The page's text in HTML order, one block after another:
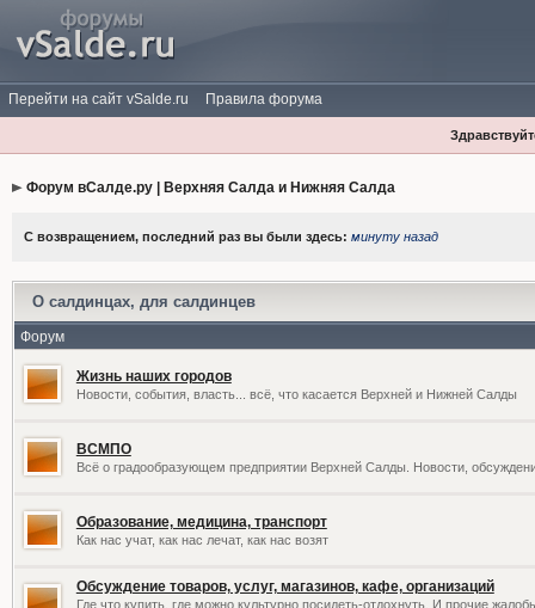
Перейти на сайт vSalde.ru Правила форума
Форум вСалде.ру | Верхняя Салда и Нижняя Салда
С возвращением, последний раз вы были здесь: минуту назад
О салдинцах, для салдинцев
Форум
Жизнь наших городов
Новости, события, власть... всё, что касается Верхней и Нижней Салды
ВСМПО
Всё о градообразующем предприятии Верхней Салды. Новости,
Образование, медицина, транспорт
Как нас учат, как нас лечат, как нас возят
Обсуждение товаров, услуг, магазинов, кафе, организаций
Где что купить, где можно культурно посидеть-отдохнуть. И прочие